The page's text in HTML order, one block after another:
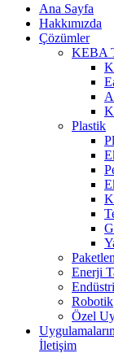
Ana Sayfa
Hakkımızda
Çözümler
KEBA
Plastik
Enerji
Robotik
Özel
İletişim